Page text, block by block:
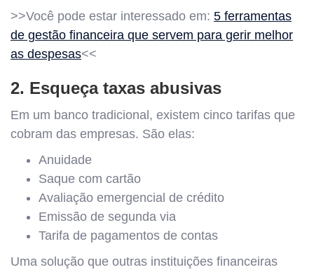
>>Você pode estar interessado em: 5 ferramentas
de gestão financeira que servem para gerir melhor
as despesas<<
2. Esqueça taxas abusivas
Em um banco tradicional, existem cinco tarifas que
cobram das empresas. São elas:
Anuidade
Saque com cartão
Avaliação emergencial de crédito
Emissão de segunda via
Tarifa de pagamentos de contas
Uma solução que outras instituições financeiras